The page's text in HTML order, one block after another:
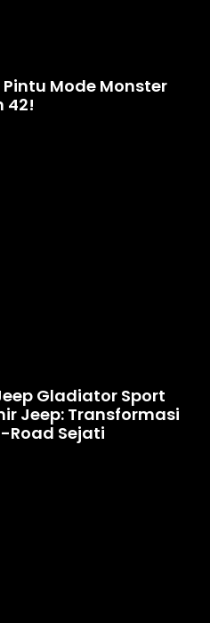
Mode Monster
42!
Gladiator Sport
Jeep: Transformasi
Road Sejati